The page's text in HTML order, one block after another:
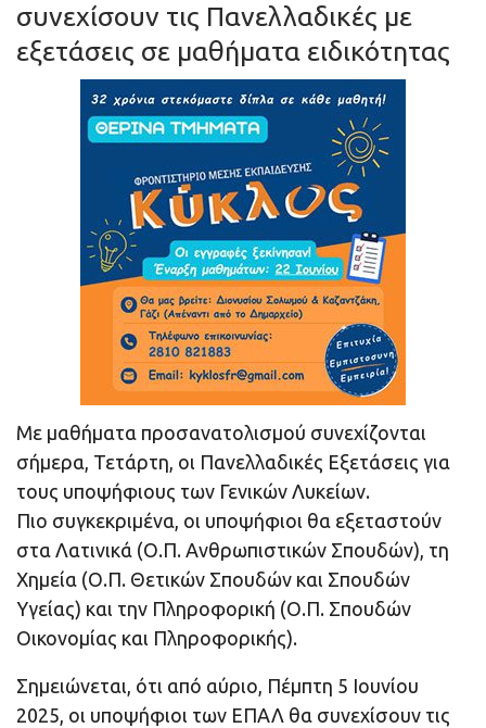
συνεχίσουν τις Πανελλαδικές με
εξετάσεις σε μαθήματα ειδικότητας
Με μαθήματα προσανατολισμού συνεχίζονται
σήμερα, Τετάρτη, οι Πανελλαδικές Εξετάσεις για
τους υποψήφιους των Γενικών Λυκείων.
Πιο συγκεκριμένα, οι υποψήφιοι θα εξεταστούν
στα Λατινικά (Ο.Π. Ανθρωπιστικών Σπουδών), τη
Χημεία (Ο.Π. Θετικών Σπουδών και Σπουδών
Υγείας) και την Πληροφορική (Ο.Π. Σπουδών
Οικονομίας και Πληροφορικής).
Σημειώνεται, ότι από αύριο, Πέμπτη 5 Ιουνίου
2025, οι υποψήφιοι των ΕΠΑΛ θα συνεχίσουν τις